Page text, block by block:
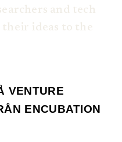
and tech
their ideas to the
VENTURE
ENCUBATION